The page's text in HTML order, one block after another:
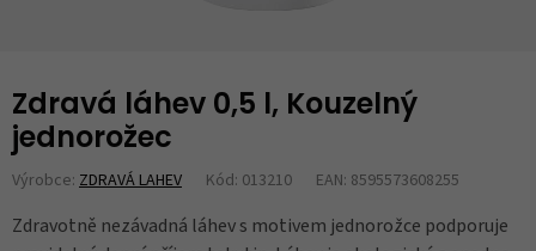
Zdravá láhev 0,5 l, Kouzelný
jednorožec
Výrobce: ZDRAVÁ LAHEV Kód: 013210 EAN: 8595573608255
Zdravotně nezávadná láhev s motivem jednorožce podporuje